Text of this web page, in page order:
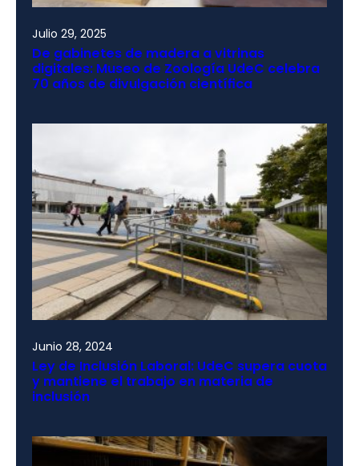
Julio 29, 2025
De gabinetes de madera a vitrinas
digitales: Museo de Zoología UdeC celebra
70 años de divulgación científica
Junio 28, 2024
Ley de Inclusión Laboral: UdeC supera cuota
y mantiene el trabajo en materia de
inclusión